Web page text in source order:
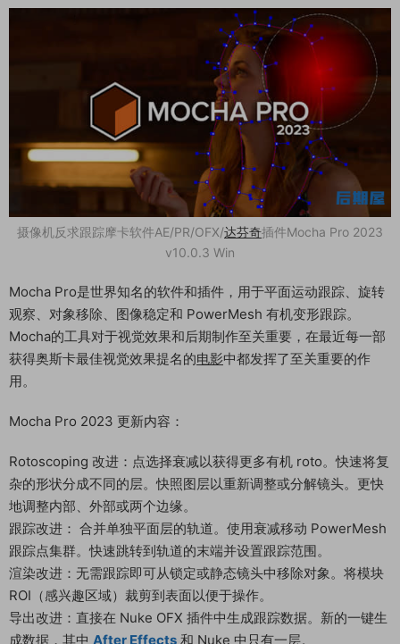
摄像机反求跟踪摩卡软件AE/PR/OFX/达芬奇插件Mocha Pro 2023
v10.0.3 Win
Mocha Pro是世界知名的软件和插件，用于平面运动跟踪、旋转
观察、对象移除、图像稳定和 PowerMesh 有机变形跟踪。
Mocha的工具对于视觉效果和后期制作至关重要，在最近每一部
获得奥斯卡最佳视觉效果提名的电影中都发挥了至关重要的作
用。
Mocha Pro 2023 更新内容：
Rotoscoping 改进：点选择衰减以获得更多有机 roto。快速将复
杂的形状分成不同的层。快照图层以重新调整或分解镜头。更快
地调整内部、外部或两个边缘。
跟踪改进： 合并单独平面层的轨道。使用衰减移动 PowerMesh
跟踪点集群。快速跳转到轨道的末端并设置跟踪范围。
渲染改进：无需跟踪即可从锁定或静态镜头中移除对象。将模块
ROI（感兴趣区域）裁剪到表面以便于操作。
导出改进：直接在 Nuke OFX 插件中生成跟踪数据。新的一键生
成数据，其中 After Effects 和 Nuke 中只有一层。